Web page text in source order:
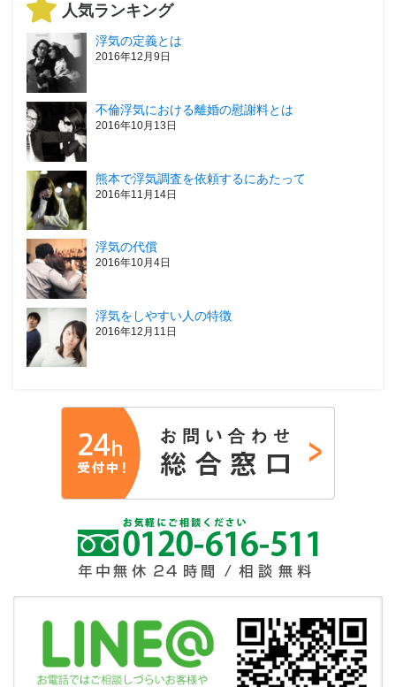
人気ランキング
浮気の定義とは
2016年12月9日
不倫浮気における離婚の慰謝料とは
2016年10月13日
熊本で浮気調査を依頼するにあたって
2016年11月14日
浮気の代償
2016年10月4日
浮気をしやすい人の特徴
2016年12月11日